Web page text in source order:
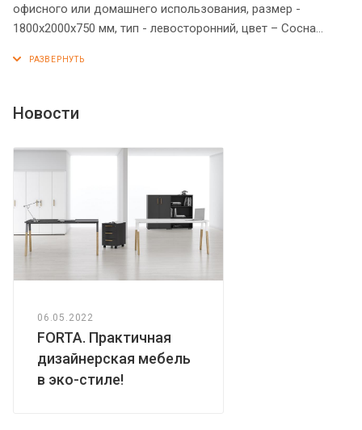
офисного или домашнего использования, размер -
1800х2000х750 мм, тип - левосторонний, цвет – Сосна
увеличенной ширины из ЛДСП 38 мм, которые
опорами установлены специальные проставки, что
внутри кромки, что придает ей 3D эффект. Торцы
дополнительных элементов надежно защищены кромкой
ПВХ 2 мм. Конструкция стола оснащена прочными
силовыми креплениями – эксцентриковыми стяжками.
Регулируемые по высоте опоры обеспечат столу
Новости
06.05.2022
FORTA. Практичная
дизайнерская мебель
в эко-стиле!